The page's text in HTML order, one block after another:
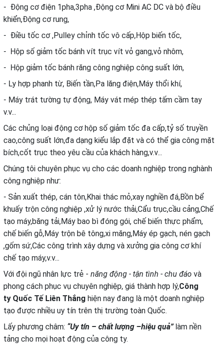
- Động cơ điện 1pha,3pha ,Động cơ Mini AC DC và bộ điều
khiển,Động cơ rung,
- Điều tốc cơ ,Pulley chỉnh tốc vô cấp,Hộp biến tốc,
- Hộp số giảm tốc bánh vít trục vít vỏ gang,vỏ nhôm,
- Hộp giảm tốc bánh răng công nghiệp công suất lớn,
- Ly hợp phanh từ, Biến tần,Pa lăng điện,Máy thổi khí,
- Máy trát tường tự động, Máy vát mép thép tấm cầm tay
v.v...
Các chủng loại động cơ hộp số giảm tốc đa cấp,tỷ số truyền
cao,công suất lớn,đa dạng kiểu lắp đặt và có thể gia công mặt
bích,cốt trục theo yêu cầu của khách hàng,v.v...
Chúng tôi chuyên phục vụ cho các doanh nghiệp trong nghành
công nghiệp như:
- Sản xuất thép, cán tôn,Khai thác mỏ,xay nghiền đá,Bồn bể
khuấy trộn công nghiệp ,xử lý nước thải,Cẩu trục,cầu cảng,Chế
tạo máy,băng tải,Máy bao bì đóng gói, chế biến thực phẩm,
chế biến gỗ,Máy trộn bê tông,xi măng,Máy ép gạch, nén gạch
,gốm sứ,Các công trình xây dựng và xưởng gia công cơ khí
chế tạo máy,v.v...
Với đội ngũ nhân lực trẻ - năng động - tận tình - chu đáo và
phong cách phục vụ chuyên nghiệp, giá thành hợp lý,Công
ty Quốc Tế Liên Thắng hiện nay đang là một doanh nghiệp
tạo được nhiều uy tín trên thị trường toàn Quốc.
Lấy phương châm: “Uy tín – chất lượng –hiệu quả” làm nền
tảng cho mọi hoạt động của công ty.